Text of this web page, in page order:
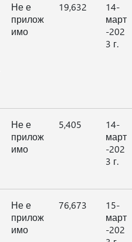
Не е
прилож
имо
19,632
14-
март
-202
3 г.
Не е
прилож
имо
5,405
14-
март
-202
3 г.
Не е
прилож
имо
76,673
15-
март
-202